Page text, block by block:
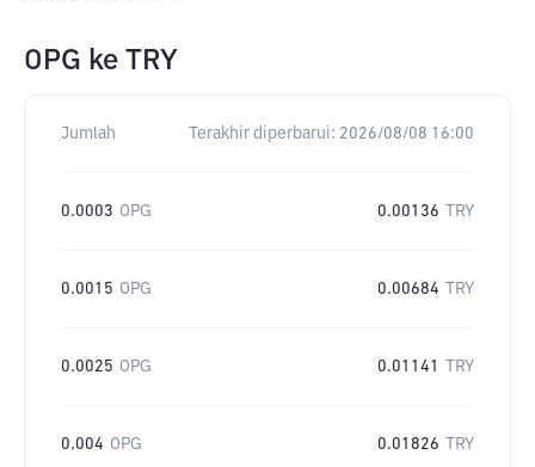
OPG ke TRY
Jumlah Terakhir diperbarui: 2026/08/08 16:00
0.0003 OPG 0.00136 TRY
0.0015 OPG 0.00684 TRY
0.0025 OPG 0.01141 TRY
0.004 OPG 0.01826 TRY